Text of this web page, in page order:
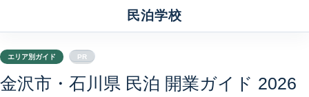
民泊学校
エリア別ガイド PR
金沢市・石川県 民泊 開業ガイド 2026